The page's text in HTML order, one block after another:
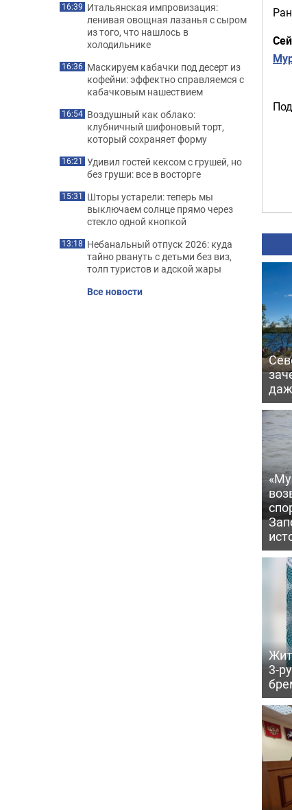
3-
16:39 Итальянская импровизация:
ленивая овощная лазанья с сыром
из того, что нашлось в
холодильнике
16:36 Маскируем кабачки под десерт из
кофейни: эффектно справляемся с
кабачковым нашествием
16:54 Воздушный как облако:
клубничный шифоновый торт,
который сохраняет форму
16:21 Удивил гостей кексом с грушей, но
без груши: все в восторге
15:31 Шторы устарели: теперь мы
выключаем солнце прямо через
стекло одной кнопкой
13:18 Небанальный отпуск 2026: куда
тайно рвануть с детьми без виз,
толп туристов и адской жары
Все новости